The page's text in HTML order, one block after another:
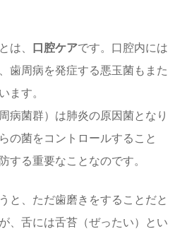
は、 口腔ケアです。口腔内には
歯周病を発症する悪玉菌もまた
ます。
病菌群）は肺炎の原因菌となり
の菌をコントロールすること
する重要なことなのです。
と、ただ歯磨きをすることだと
、舌には舌苔（ぜったい）とい